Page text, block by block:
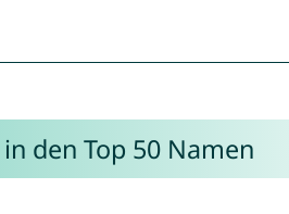
den Top 50 Namen